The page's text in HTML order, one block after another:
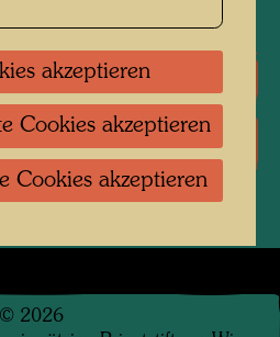
© 2026
akzeptieren
Cookies akzeptieren
Cookies akzeptieren